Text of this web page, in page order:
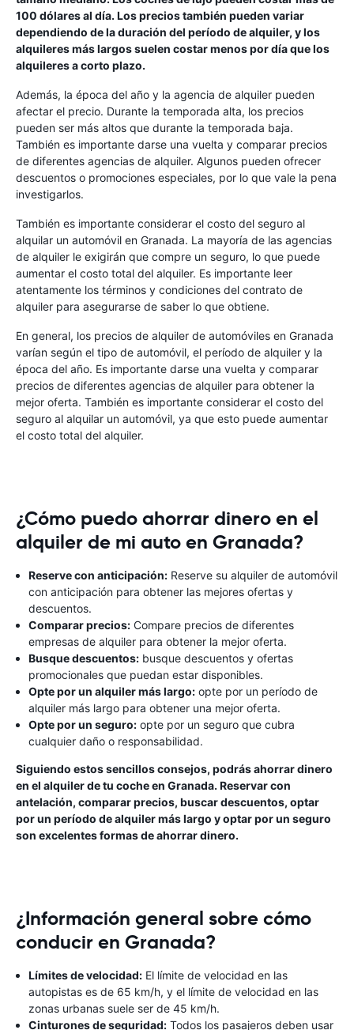
100 dólares al día. Los precios también pueden variar
dependiendo de la duración del período de alquiler, y los
alquileres más largos suelen costar menos por día que los
alquileres a corto plazo.
Además, la época del año y la agencia de alquiler pueden
afectar el precio. Durante la temporada alta, los precios
pueden ser más altos que durante la temporada baja.
También es importante darse una vuelta y comparar precios
de diferentes agencias de alquiler. Algunos pueden ofrecer
descuentos o promociones especiales, por lo que vale la pena
investigarlos.
También es importante considerar el costo del seguro al
alquilar un automóvil en Granada. La mayoría de las agencias
de alquiler le exigirán que compre un seguro, lo que puede
aumentar el costo total del alquiler. Es importante leer
atentamente los términos y condiciones del contrato de
alquiler para asegurarse de saber lo que obtiene.
En general, los precios de alquiler de automóviles en Granada
varían según el tipo de automóvil, el período de alquiler y la
época del año. Es importante darse una vuelta y comparar
precios de diferentes agencias de alquiler para obtener la
mejor oferta. También es importante considerar el costo del
seguro al alquilar un automóvil, ya que esto puede aumentar
el costo total del alquiler.
¿Cómo puedo ahorrar dinero en el
alquiler de mi auto en Granada?
Reserve con anticipación: Reserve su alquiler de automóvil
con anticipación para obtener las mejores ofertas y
descuentos.
Comparar precios: Compare precios de diferentes
empresas de alquiler para obtener la mejor oferta.
Busque descuentos: busque descuentos y ofertas
promocionales que puedan estar disponibles.
Opte por un alquiler más largo: opte por un período de
alquiler más largo para obtener una mejor oferta.
Opte por un seguro: opte por un seguro que cubra
cualquier daño o responsabilidad.
Siguiendo estos sencillos consejos, podrás ahorrar dinero
en el alquiler de tu coche en Granada. Reservar con
antelación, comparar precios, buscar descuentos, optar
por un período de alquiler más largo y optar por un seguro
son excelentes formas de ahorrar dinero.
¿Información general sobre cómo
conducir en Granada?
Límites de velocidad: El límite de velocidad en las
autopistas es de 65 km/h, y el límite de velocidad en las
zonas urbanas suele ser de 45 km/h.
Cinturones de seguridad: Todos los pasajeros deben usar